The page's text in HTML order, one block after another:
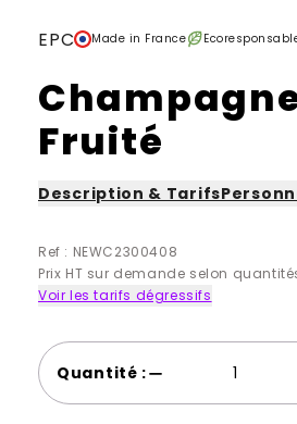
EPC Made in France
Fruité
Description & Tarifs
Ref : NEWC2300408
Prix HT sur demande selon
Voir les tarifs dégressifs
Quantité :